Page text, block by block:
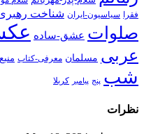
فقرا سیاسیون-ایران شناخت
صلوات عشق-ساده
عربی مسلمان معرفی-کتاب منبع
شب پنج پیامبر کربلا
نظرات